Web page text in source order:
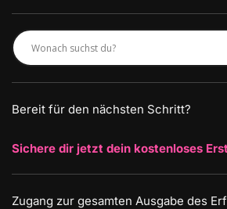
Bereit für den nächsten Schritt?
Sichere dir jetzt dein kostenloses
Zugang zur gesamten Ausgabe des